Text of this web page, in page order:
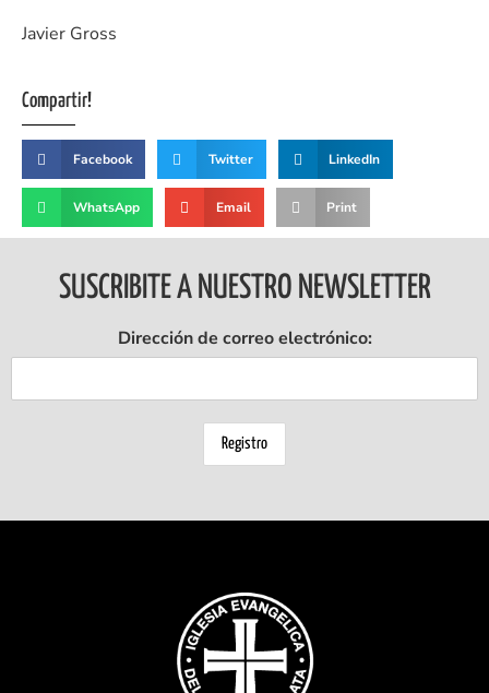
Javier Gross
Compartir!
Facebook Twitter LinkedIn
WhatsApp Email Print
SUSCRIBITE A NUESTRO NEWSLETTER
Dirección de correo electrónico: